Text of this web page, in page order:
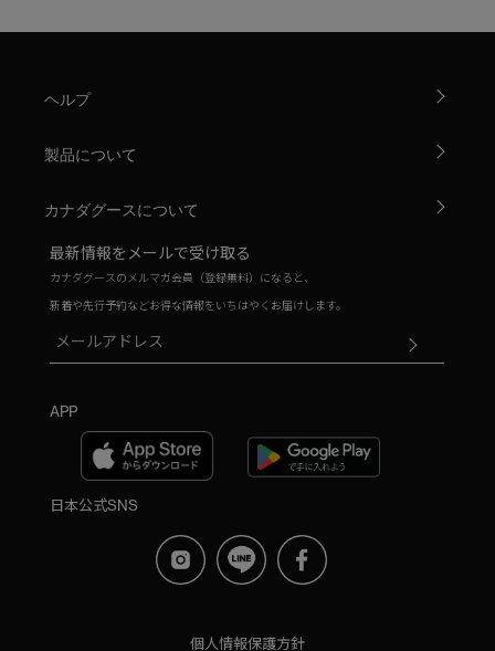
ヘルプ
製品について
カナダグースについて
最新情報をメールで受け取る
カナダグースのメルマガ会員（登録無料）になると、
新着や先行予約などお得な情報をいちはやくお届けします。
APP
日本公式SNS
個人情報保護方針